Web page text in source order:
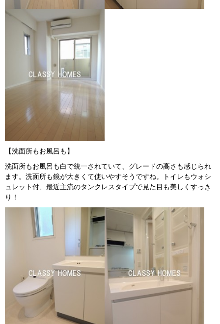
【洗面所もお風呂も】
洗面所もお風呂も白で統一されていて、グレードの高さも感じられ
ます。洗面所も鏡が大きくて使いやすそうですね。トイレもウォシ
ュレット付、最近主流のタンクレスタイプで見た目も美しくすっき
り！